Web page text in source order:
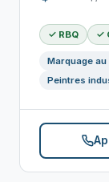
✓ RBQ ✓
Marquage
Peintres